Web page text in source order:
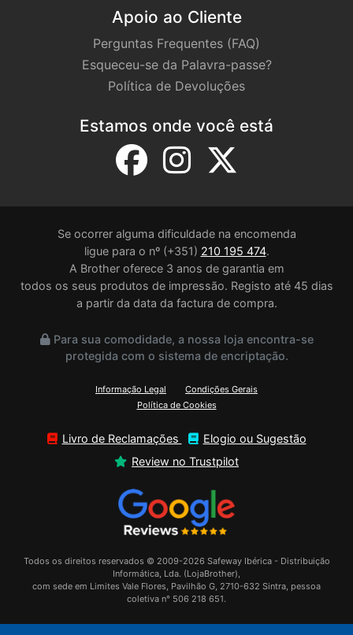
Apoio ao Cliente
Perguntas Frequentes (FAQ)
Esqueceu-se da Palavra-passe?
Política de Devoluções
Estamos onde você está
Se ocorrer alguma dificuldade na encomenda
ligue para o nº (+351) 210 195 474.
A Brother oferece 3 anos de garantia em
todos os seus produtos de impressão. Registo até 45 dias
a partir da data da factura de compra.
Para sua comodidade, a nossa loja encontra-se
protegida com o sistema de encriptação.
Informação Legal
Condições Gerais
Política de Cookies
Livro de Reclamações
Elogio ou Sugestão
Review no Trustpilot
Todos os direitos reservados © 2009-2026 Safeway Ibérica - Distribuição
Informática, Lda. (LojaBrother),
com sede em Limites Vale Flores, Pavilhão G, 2710-632 Sintra, pessoa
coletiva n° 506 218 651.